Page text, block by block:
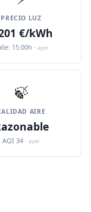
PRECIO LUZ
€/kWh
15:00h · ayer
🍃
AIRE
AQI 34 · ayer